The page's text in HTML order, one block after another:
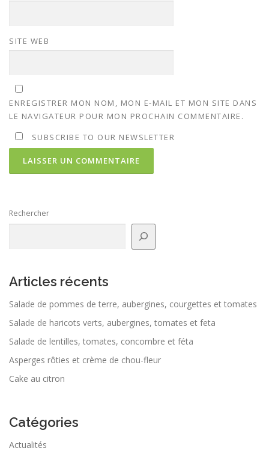
SITE WEB
ENREGISTRER MON NOM, MON E-MAIL ET MON SITE DANS
LE NAVIGATEUR POUR MON PROCHAIN COMMENTAIRE.
SUBSCRIBE TO OUR NEWSLETTER
Rechercher
Articles récents
Salade de pommes de terre, aubergines, courgettes et tomates
Salade de haricots verts, aubergines, tomates et feta
Salade de lentilles, tomates, concombre et féta
Asperges rôties et crème de chou-fleur
Cake au citron
Catégories
Actualités